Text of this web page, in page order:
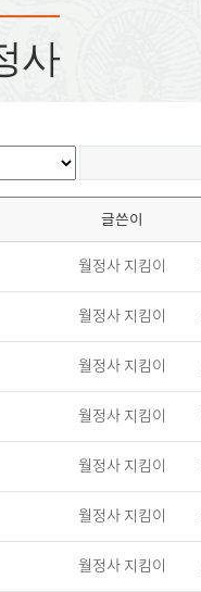
사
글쓴이
월정사 지킴이
월정사 지킴이
월정사 지킴이
월정사 지킴이
월정사 지킴이
월정사 지킴이
월정사 지킴이